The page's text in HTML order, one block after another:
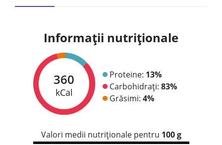
Informații nutriționale
360
kCal
Proteine: 13%
Carbohidrați: 83%
Grăsimi: 4%
Valori medii nutriționale pentru 100 g